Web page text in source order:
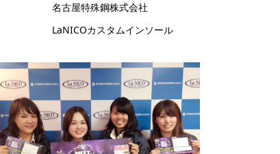
名古屋特殊鋼株式会社
LaNICOカスタムインソール